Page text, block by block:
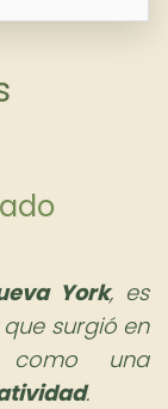
York, es
surgió en
una
.